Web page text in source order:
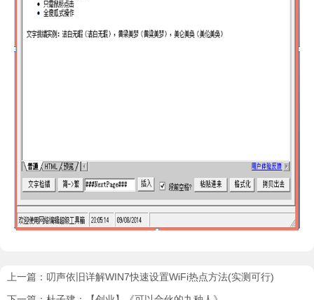
上一篇： 叨声依旧详解WIN7快速设置WiFi热点方法(实测可行)